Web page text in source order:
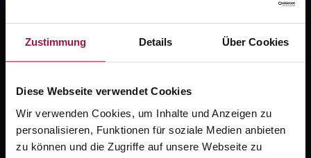
Zustimmung Details Über Cookies
Diese Webseite verwendet Cookies
Wir verwenden Cookies, um Inhalte und Anzeigen zu
personalisieren, Funktionen für soziale Medien anbieten
zu können und die Zugriffe auf unsere Webseite zu
PAYBACK
gesund-versorger.de
Sanitätshäuser
Datenschutz